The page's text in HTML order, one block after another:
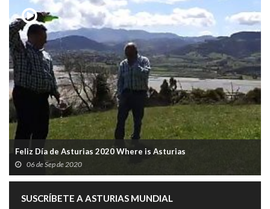
Feliz Día de Asturias 2020 Where is Asturias
06 de Sep de 2020
SUSCRÍBETE A ASTURIAS MUNDIAL